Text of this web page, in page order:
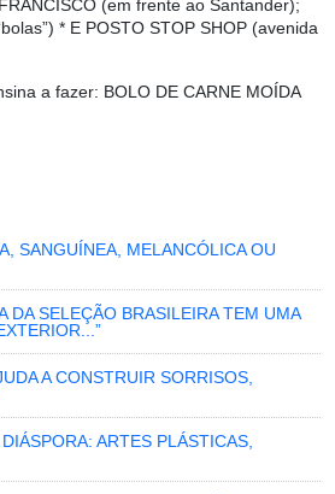
(em frente ao Santander);
* E POSTO STOP SHOP (avenida
a fazer: BOLO DE CARNE MOÍDA
SANGUÍNEA, MELANCÓLICA OU
DA SELEÇÃO BRASILEIRA TEM UMA
A CONSTRUIR SORRISOS,
ARTES PLÁSTICAS,